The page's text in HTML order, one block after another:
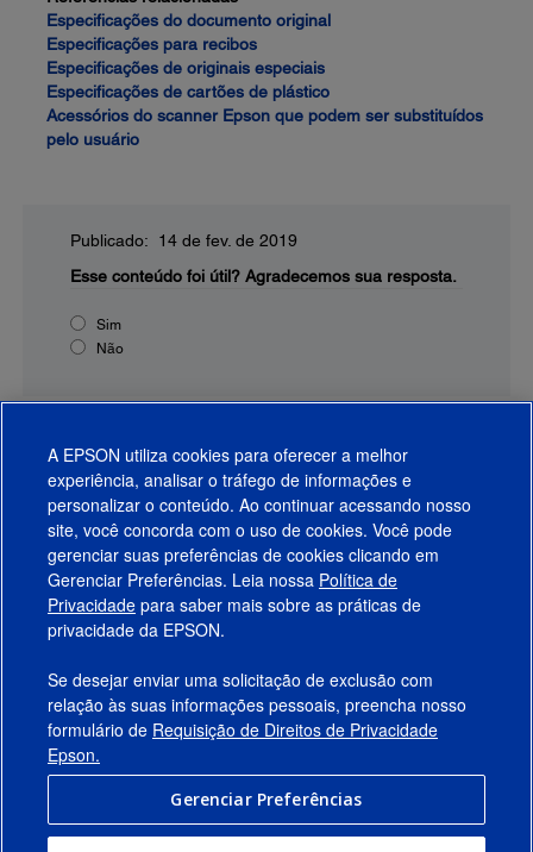
Especificações do documento original
Especificações para recibos
Especificações de originais especiais
Especificações de cartões de plástico
Acessórios do scanner Epson que podem ser substituídos
pelo usuário
Publicado: 14 de fev. de 2019
Esse conteúdo foi útil? Agradecemos sua resposta.
Sim
Não
Produtos
Suporte
Links Sugeridos
Empresa
Conecte-se com a Epson
A EPSON utiliza cookies para oferecer a melhor
experiência, analisar o tráfego de informações e
personalizar o conteúdo. Ao continuar acessando nosso
site, você concorda com o uso de cookies. Você pode
gerenciar suas preferências de cookies clicando em
Gerenciar Preferências. Leia nossa Política de
Privacidade para saber mais sobre as práticas de
privacidade da EPSON.
Se desejar enviar uma solicitação de exclusão com
relação às suas informações pessoais, preencha nosso
formulário de Requisição de Direitos de Privacidade
Epson.
Gerenciar Preferências